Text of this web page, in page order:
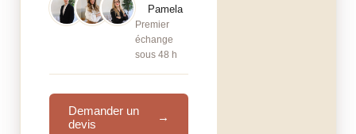
Pamela
Premier
échange
sous 48 h
Demander un
devis
→